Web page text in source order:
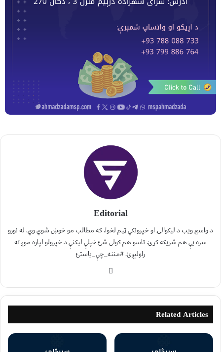
Editorial
د واسع ویب د لیکوالۍ او خپرونکي ټیم لخوا. که مطالب مو خوښ شوي وي، له نورو
سره یې هم شریکه کړئ. تاسو هم کولی شئ خپلې لیکنې د خپرولو لپاره موږ ته
راولېږئ. #مننه_چې_یاستئ
Related Articles